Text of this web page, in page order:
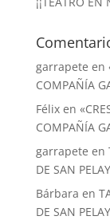
garrapete en
COMPAÑÍA
Félixen
COMPAÑÍA
garrapete en
DE SAN
Bárbara en
DE SAN